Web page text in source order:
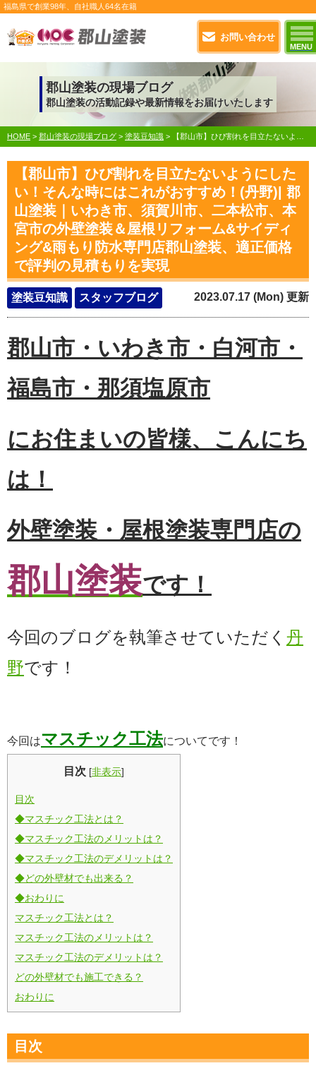
お問い合わせ
MENU
福島県で創業98年 、自社職人 64名在籍
郡山塗装の現場ブログ
郡山塗装の活動記録や最新情報をお届けいたします
HOME > 郡山塗装の現場ブログ > 塗装豆知識 > 【郡山市】ひび割れを目立たないようにしたい！そんな時にはこれがおすすめ！(丹野)| 郡山塗装｜いわき市、須賀川市、二本松市、本宮市の外壁塗装＆屋根リフォーム&サイディング&雨もり防水専門店郡山塗装、適正価格で評判の見積もりを実現
【郡山市】ひび割れを目立たないようにした
い！そんな時にはこれがおすすめ！(丹野)| 郡
山塗装｜いわき市、須賀川市、二本松市、本
宮市の外壁塗装＆屋根リフォーム&サイディ
ング&雨もり防水専門店郡山塗装、適正価格
で評判の見積もりを実現
塗装豆知識 スタッフブログ 2023.07.17 (Mon) 更新
郡山市・いわき市・白河市・
福島市・那須塩原市
にお住まいの皆様、こんにち
は！
外壁塗装・屋根塗装専門店の
郡山塗装です！
今回のブログを執筆させていただく 丹
野です！
今回はマスチック工法についてです！
目次 [非表示]
目次
◆マスチック工法とは？
◆マスチック工法のメリットは？
◆マスチック工法のデメリットは？
◆どの外壁材でも出来る？
◆おわりに
マスチック工法とは？
マスチック工法のメリットは？
マスチック工法のデメリットは？
どの外壁材でも施工できる？
おわりに
目次